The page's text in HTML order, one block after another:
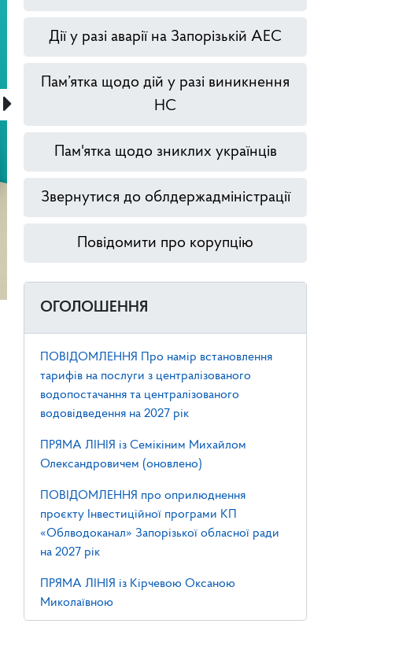
Дії у разі аварії на Запорізькій АЕС
Пам’ятка щодо дій у разі виникнення
НС
Пам'ятка щодо зниклих українців
Звернутися до облдержадміністрації
Повідомити про корупцію
ОГОЛОШЕННЯ
ПОВІДОМЛЕННЯ Про намір встановлення
тарифів на послуги з централізованого
водопостачання та централізованого
водовідведення на 2027 рік
ПРЯМА ЛІНІЯ із Семікіним Михайлом
Олександровичем (оновлено)
ПОВІДОМЛЕННЯ про оприлюднення
проєкту Інвестиційної програми КП
«Облводоканал» Запорізької обласної ради
на 2027 рік
ПРЯМА ЛІНІЯ із Кірчевою Оксаною
Миколаївною